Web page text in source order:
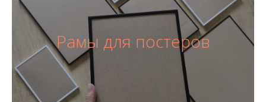
Рамы для постеров